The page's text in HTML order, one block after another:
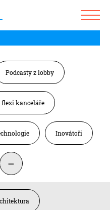
Podcasty z lobby
kanceláře
Inovátoři